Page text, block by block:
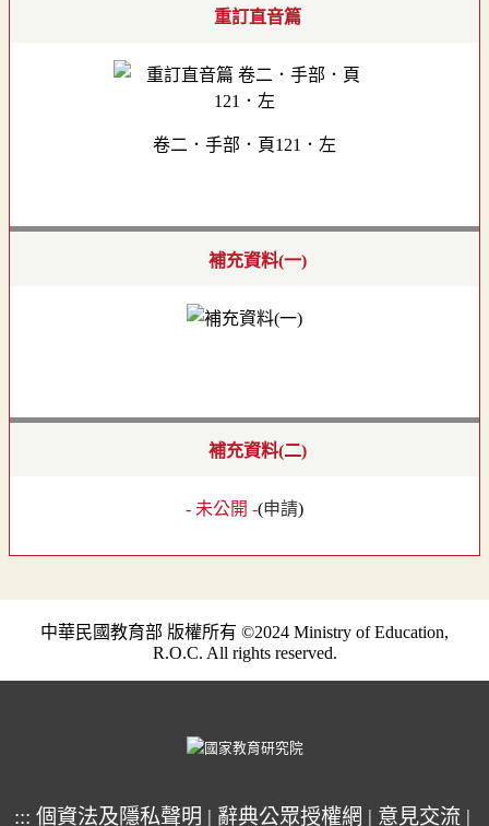
重訂直音篇
卷二．手部．頁121．左
補充資料(一)
補充資料(二)
- 未公開 -(申請)
中華民國教育部 版權所有 ©2024 Ministry of Education,
R.O.C. All rights reserved.
::: 個資法及隱私聲明 | 辭典公眾授權網 | 意見交流 |